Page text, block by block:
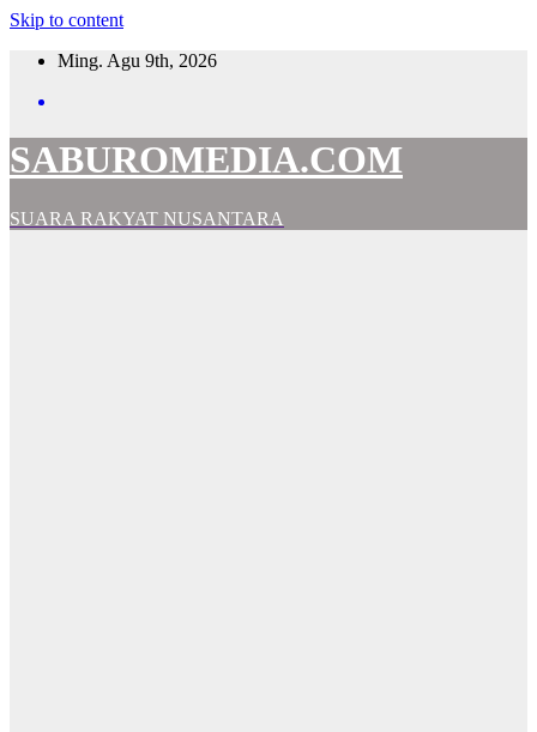
Skip to content
Ming. Agu 9th, 2026
SABUROMEDIA.COM
SUARA RAKYAT NUSANTARA